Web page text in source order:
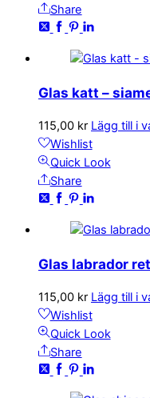
Share
Glas katt –
115,00 kr Lägg till i
Wishlist
Quick Look
Share
Glas labrador
115,00 kr Lägg till i
Wishlist
Quick Look
Share